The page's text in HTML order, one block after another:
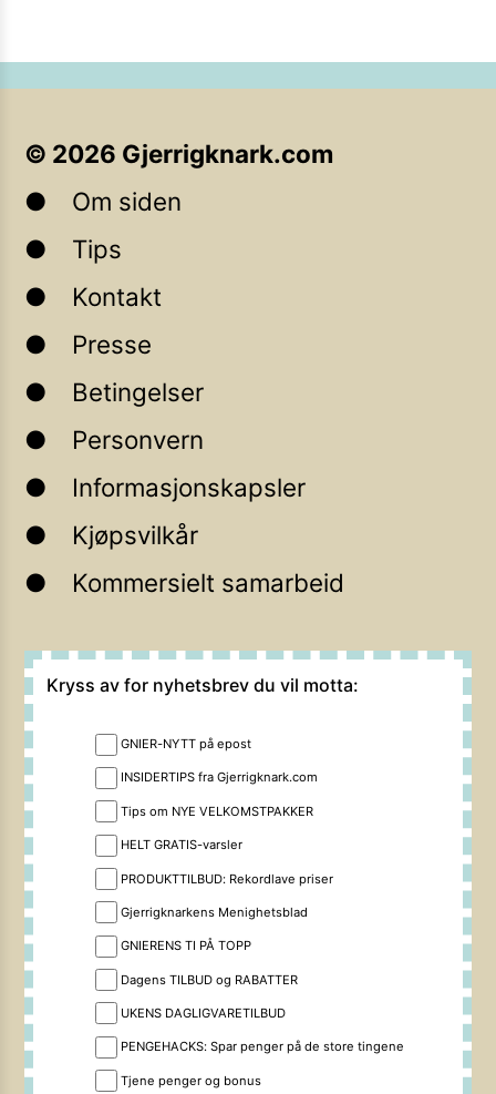
© 2026 Gjerrigknark.com
Om siden
Tips
Kontakt
Presse
Betingelser
Personvern
Informasjonskapsler
Kjøpsvilkår
Kommersielt samarbeid
Kryss av for nyhetsbrev du vil motta:
GNIER-NYTT på epost
INSIDERTIPS fra Gjerrigknark.com
Tips om NYE VELKOMSTPAKKER
HELT GRATIS-varsler
PRODUKTTILBUD: Rekordlave priser
Gjerrigknarkens Menighetsblad
GNIERENS TI PÅ TOPP
Dagens TILBUD og RABATTER
UKENS DAGLIGVARETILBUD
PENGEHACKS: Spar penger på de store tingene
Tjene penger og bonus